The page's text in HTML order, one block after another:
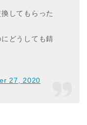
してもらった
どうしても錆
27, 2020